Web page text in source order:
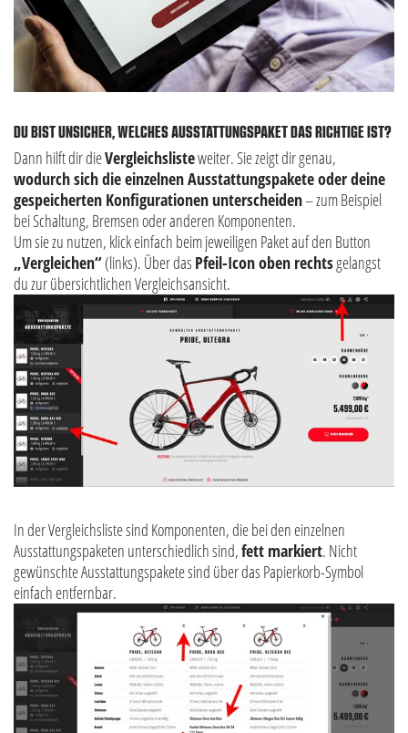
DU BIST UNSICHER, WELCHES AUSSTATTUNGSPAKET DAS RICHTIGE IST?
Dann hilft dir dieVergleichslisteweiter. Sie zeigt dir genau,
wodurch sich die einzelnen Ausstattungspakete oder deine
gespeicherten Konfigurationen unterscheiden– zum Beispiel
bei Schaltung, Bremsen oder anderen Komponenten.
Um sie zu nutzen, klick einfach beim jeweiligen Paket auf den Button
„Vergleichen“(links). Über das Pfeil-Icon oben rechtsgelangst
du zur übersichtlichen Vergleichsansicht.
In der Vergleichsliste sind Komponenten, die bei den einzelnen
Ausstattungspaketen unterschiedlich sind,fett markiert. Nicht
gewünschte Ausstattungspakete sind über das Papierkorb-Symbol
einfach entfernbar.